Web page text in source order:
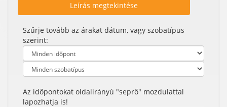
Leírás megtekintése
Szűrje tovább az árakat dátum, vagy szobatípus
szerint:
Az időpontokat oldalirányú "seprő" mozdulattal
lapozhatja is!